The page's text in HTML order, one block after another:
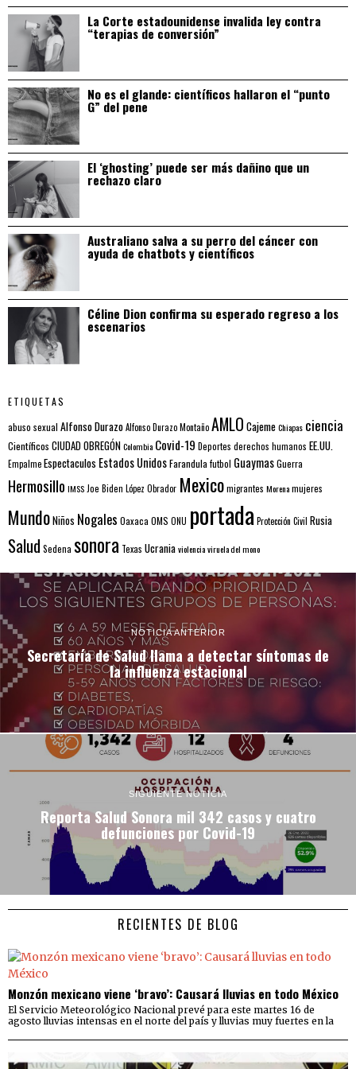
La Corte estadounidense invalida ley contra
“terapias de conversión”
No es el glande: científicos hallaron el “punto
G” del pene
El ‘ghosting’ puede ser más dañino que un
rechazo claro
Australiano salva a su perro del cáncer con
ayuda de chatbots y científicos
Céline Dion confirma su esperado regreso a los
escenarios
ETIQUETAS
abuso sexual Alfonso DurazoAlfonso Durazo MontañoAMLO CajemeChiapas ciencia
Científicos CIUDAD OBREGÓNColombia Covid-19 Deportes derechos humanos EE.UU.
EmpalmeEspectaculos Estados UnidosFarandula futbol GuaymasGuerra
Hermosillo IMSS Joe Biden López Obrador Mexicomigrantes Morenamujeres
MundoNiños Nogales Oaxaca OMS ONU portada Protección Civil Rusia
Salud Sedena sonora Texas Ucraniaviolenciaviruela del mono
NOTICIA ANTERIOR
Secretaría de Salud llama a detectar síntomas de
la influenza estacional
SIGUIENTE NOTICIA
Reporta Salud Sonora mil 342 casos y cuatro
defunciones por Covid-19
RECIENTES DE BLOG
Monzón mexicano viene ‘bravo’: Causará lluvias en todo México
El Servicio Meteorológico Nacional prevé para este martes 16 de
agosto lluvias intensas en el norte del país y lluvias muy fuertes en la